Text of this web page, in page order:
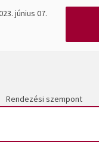
június 07.
Rendezési szempont